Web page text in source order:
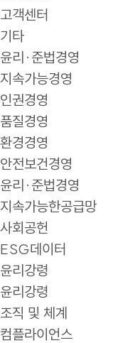
고객센터
기타
윤리·준법경영
지속가능경영
인권경영
품질경영
환경경영
안전보건경영
윤리·준법경영
지속가능한공급망
사회공헌
ESG데이터
윤리강령
윤리강령
조직 및 체계
컴플라이언스